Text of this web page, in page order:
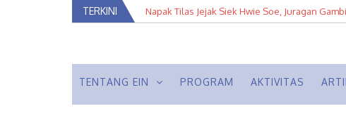
TERKINI Napak Tilas Jejak Siek Hwie Soe, Juragan
Kuratorial Pameran Arsip Fotografi: Metropolis
Balik Lensa Fotografer Tan Tat Hin
Ein Institute
TENTANG EIN PROGRAM AKTIVITAS